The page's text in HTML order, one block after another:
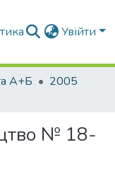
Увійти
А+Б
2005
№ 18-